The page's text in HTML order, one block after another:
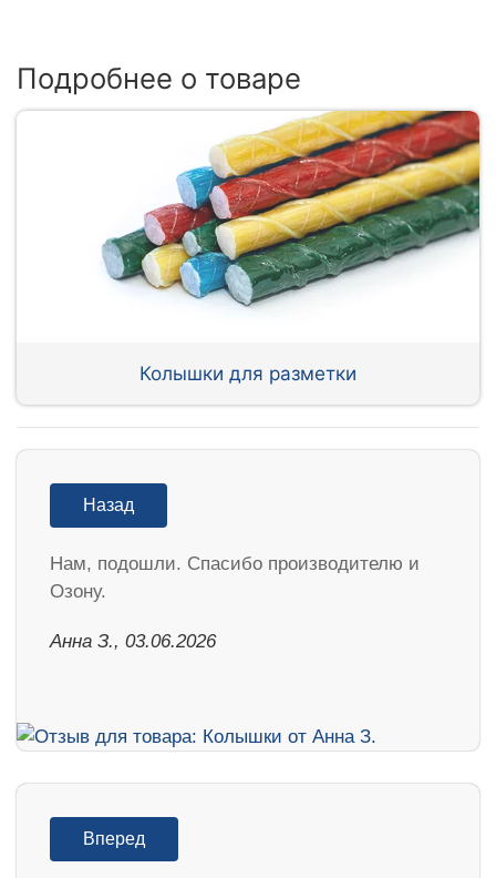
Подробнее о товаре
Колышки для разметки
Назад
Нам, подошли. Спасибо производителю и
Озону.
Анна З., 03.06.2026
Вперед